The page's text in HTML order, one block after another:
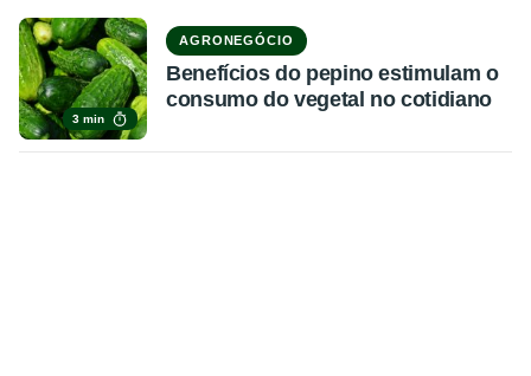
3 min
AGRONEGÓCIO
Benefícios do pepino estimulam o
consumo do vegetal no cotidiano